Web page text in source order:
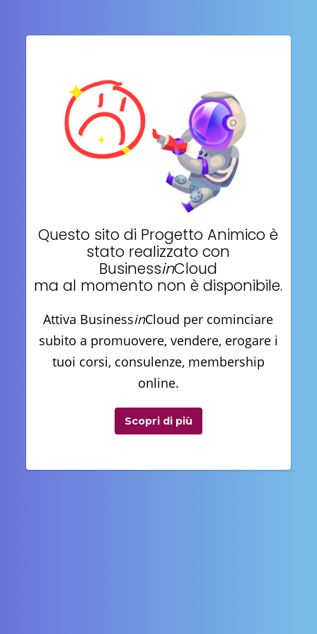
Questo sito di Progetto Animico è
stato realizzato con
BusinessinCloud
ma al momento non è disponibile.
Attiva BusinessinCloud per cominciare
subito a promuovere, vendere, erogare i
tuoi corsi, consulenze, membership
online.
Scopri di più